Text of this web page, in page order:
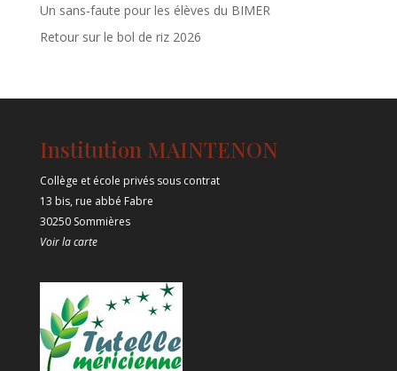
Un sans‑faute pour les élèves du BIMER
Retour sur le bol de riz 2026
Institution MAINTENON
Collège et école privés sous contrat
13 bis, rue abbé Fabre
30250 Sommières
Voir la carte